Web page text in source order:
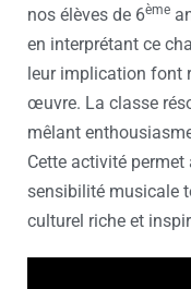
nos élèves de 6ème
en interprétant ce
leur implication font
œuvre. La classe
mêlant
Cette activité permet
sensibilité musicale
culturel riche et